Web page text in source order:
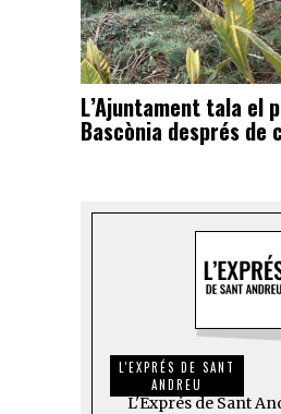
L’Ajuntament tala el
Bascònia després de
L'EXPRÉS DE SANT
ANDREU
L'Exprés de Sant